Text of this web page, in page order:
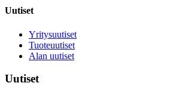
Uutiset
Yritysuutiset
Tuoteuutiset
Alan uutiset
Uutiset